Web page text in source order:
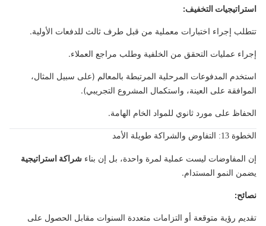
استراتيجيات التخفيف:
تتطلب إجراء اختبارات معملية من قبل طرف ثالث للدفعات الأولية.
إجراء عمليات التحقق من الخلفية وطلب مراجع العملاء.
استخدم المدفوعات المرحلية المرتبطة بالمعالم (على سبيل المثال،
الموافقة على العينة، واستكمال المشروع التجريبي).
الحفاظ على مورد ثانوي للمواد الخام الهامة.
الخطوة 13: التفاوض والشراكة طويلة الأمد
إن المفاوضات ليست عملية لمرة واحدة، بل إن بناء شراكة استراتيجية
يضمن النمو المستدام.
نصائح:
تقديم رؤية متوقعة أو التزامات متعددة السنوات مقابل الحصول على